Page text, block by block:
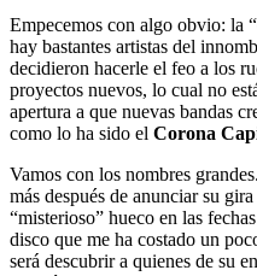
Empecemos con algo obvio: la
hay bastantes artistas del
decidieron hacerle el feo a los
proyectos nuevos, lo cual no
apertura a que nuevas bandas
como lo ha sido el Corona
Vamos con los nombres grandes.
más después de anunciar su
“misterioso” hueco en las
disco que me ha costado un
será descubrir a quienes de su